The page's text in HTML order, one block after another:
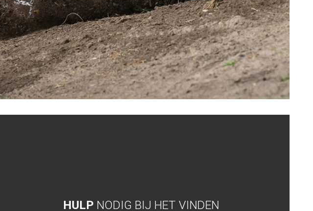
HULP NODIG BIJ HET VINDEN